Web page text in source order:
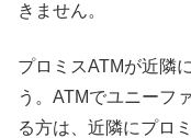
きません。
プロミスATMが近隣
う。ATMでユニーフ
る方は、近隣にプロ